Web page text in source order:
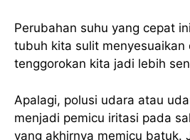
Perubahan suhu yang cepat
tubuh kita sulit menyesuaikan
tenggorokan kita jadi lebih
Apalagi, polusi udara atau
menjadi pemicu iritasi pada
yang akhirnya memicu batuk.